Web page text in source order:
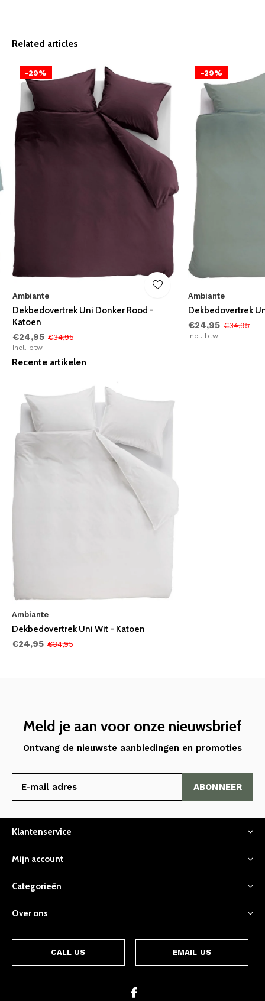
Related articles
-29%
Ambiante
Dekbedovertrek Uni Donker Rood -
Katoen
€24,95 €34,95
Incl. btw
-29%
Ambiante
Dekbedovertrek
€24,95 €34,95
Incl. btw
Recente artikelen
Ambiante
Dekbedovertrek Uni Wit - Katoen
€24,95 €34,95
Meld je aan voor onze nieuwsbrief
Ontvang de nieuwste aanbiedingen en promoties
ABONNEER
Klantenservice
Mijn account
Categorieën
Over ons
CALL US EMAIL US